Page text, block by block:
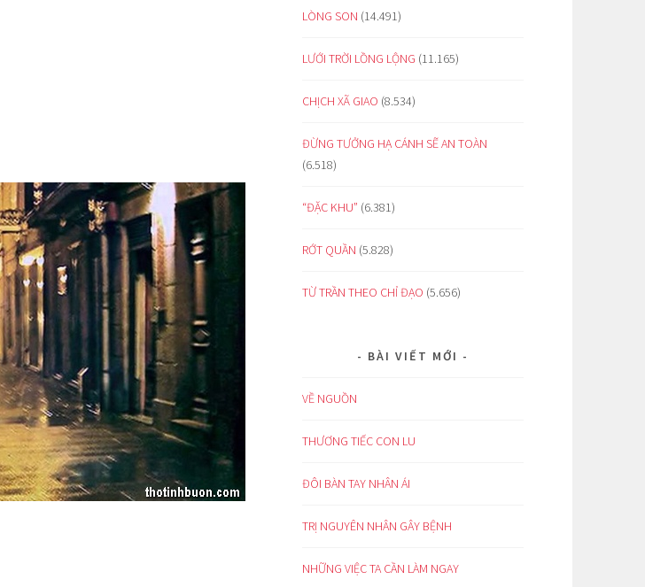
LÒNG SON (14.491)
LƯỚI TRỜI LỒNG LỘNG (11.165)
CHỊCH XÃ GIAO (8.534)
ĐỪNG TƯỞNG HẠ CÁNH SẼ AN TOÀN
(6.518)
“ĐẶC KHU” (6.381)
RỚT QUẦN (5.828)
TỪ TRẦN THEO CHỈ ĐẠO (5.656)
BÀI VIẾT MỚI
VỀ NGUỒN
THƯƠNG TIẾC CON LU
ĐÔI BÀN TAY NHÂN ÁI
TRỊ NGUYÊN NHÂN GÂY BỆNH
NHỮNG VIỆC TA CẦN LÀM NGAY